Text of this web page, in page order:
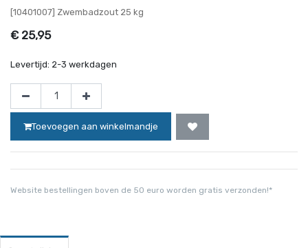
[10401007] Zwembadzout 25 kg
€ 25,95
Levertijd: 2-3 werkdagen
Toevoegen aan winkelmandje
Website bestellingen boven de 50 euro worden gratis verzonden!*